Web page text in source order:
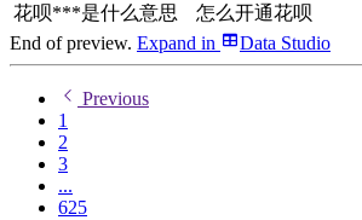
花呗***是什么意思 怎么开通花呗
End of preview. Expand in Data Studio
Previous
1
2
3
...
625